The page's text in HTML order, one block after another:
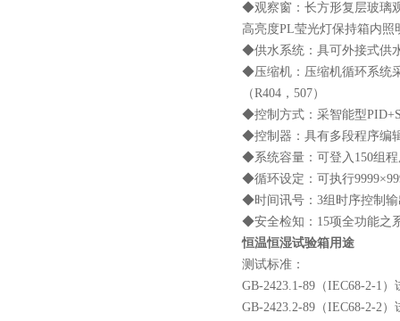
◆观察窗：长方形复层玻璃
高亮度PL莹光灯保持箱内照
◆供水系统：具可外接式供
◆压缩机：压缩机循环系统
（R404，507）
◆控制方式：采智能型
◆控制器：具有多段程序编
◆系统容量：可登入150组
◆循环设定：可执行
◆时间讯号：3组时序控制输
◆安全检知：15项全功能之
恒温恒湿试验箱用途
测试标准：
GB-2423.1-89（IEC68-2-1
GB-2423.2-89（IEC68-2-2